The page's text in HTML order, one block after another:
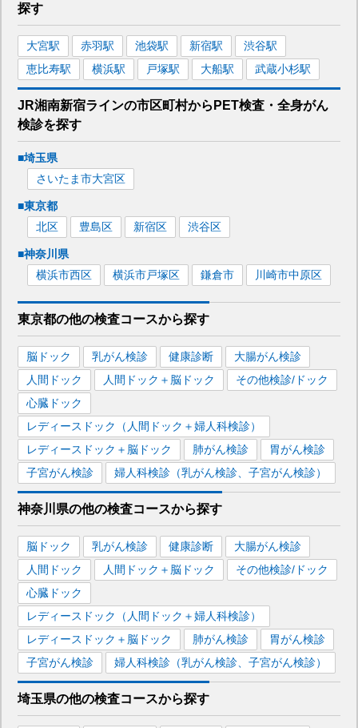
探す
大宮駅 赤羽駅 池袋駅 新宿駅 渋谷駅
恵比寿駅 横浜駅 戸塚駅 大船駅 武蔵小杉駅
JR湘南新宿ラインの市区町村から PET検査・全身がん
検診を探す
■埼玉県
さいたま市大宮区
■東京都
北区
豊島区 新宿区 渋谷区
■神奈川県
横浜市西区
横浜市戸塚区 鎌倉市 川崎市中原区
東京都の他の検査コースから探す
脳ドック 乳がん検診 健康診断
大腸がん検診
人間ドック
人間ドック＋脳ドック
その他検診/ドック
心臓ドック
レディースドック（人間ドック＋婦人科検診）
レディースドック＋脳ドック
肺がん検診
胃がん検診
子宮がん検診
婦人科検診（乳がん検診、子宮がん検診）
神奈川県の他の検査コースから探す
脳ドック 乳がん検診 健康診断
大腸がん検診
人間ドック
人間ドック＋脳ドック
その他検診/ドック
心臓ドック
レディースドック（人間ドック＋婦人科検診）
レディースドック＋脳ドック
肺がん検診
胃がん検診
子宮がん検診
婦人科検診（乳がん検診、子宮がん検診）
埼玉県の他の検査コースから探す